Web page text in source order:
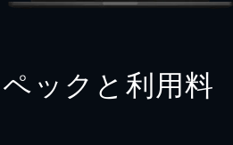
ックと利用料